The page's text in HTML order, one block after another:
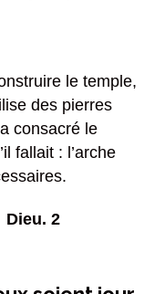
le temple,
des pierres
consacré le
fallait : l’arche
2